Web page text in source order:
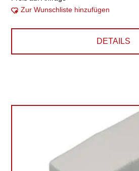
Zur Wunschliste hinzufügen
DETAILS